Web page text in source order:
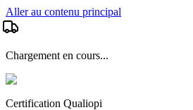
Aller au contenu principal
Chargement en cours...
Certification Qualiopi